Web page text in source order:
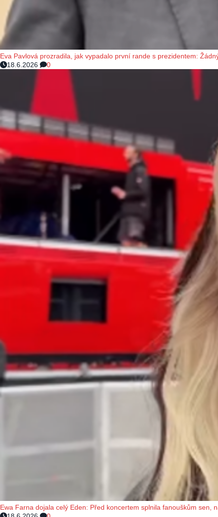
Eva Pavlová prozradila, jak vypadalo první rande s prezidentem:
18.6.2026
0
Ewa Farna dojala celý Eden: Před koncertem splnila fanouškům sen,